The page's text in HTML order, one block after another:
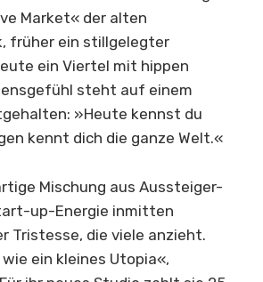
Market« der alten
früher ein stillgelegter
ein Viertel mit hippen
steht auf einem
»Heute kennst du
kennt dich die ganze Welt.«
Mischung aus Aussteiger-
up-Energie inmitten
Tristesse, die viele anzieht.
ein kleines Utopia«,